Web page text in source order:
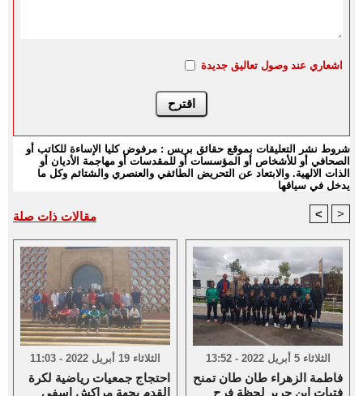
اشعاري عند وصول تعاليق جديدة
شروط نشر التعليقات بموقع حقائق بريس : مرفوض كليا الإساءة للكاتب أو
الصحافي أو للأشخاص أو المؤسسات أو للمقدسات أو مهاجمة الأديان أو
الذات الالهية. والابتعاد عن التحريض الطائفي والعنصري والشتائم وكل ما
يدخل في سياقها
مقالات ذات صلة < >
الثلاثاء 19 أبريل 2022 - 11:03
احتجاج جمعيات رياضية لكرة
القدم بجهة مراكش اسفي
الثلاثاء 5 أبريل 2022 - 13:52
فاطمة الزهراء طان طان تمنح
فتيات ابن جرير لحظة فرح